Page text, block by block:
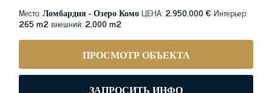
Место:Ломбардия - Озеро Комо ЦЕНА: 2.950.000 € Интерьер:
265 m2 внешний: 2,000 m2
ПРОСМОТР ОБЪЕКТА
ЗАПРОСИТЬ ИНФО